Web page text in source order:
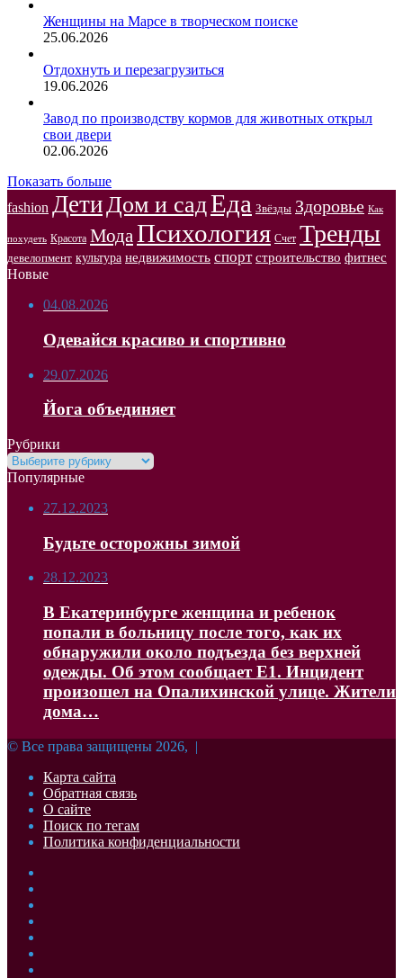
Женщины на Марсе в творческом поиске
25.06.2026
Отдохнуть и перезагрузиться
19.06.2026
Завод по производству кормов для животных открыл
свои двери
02.06.2026
Показать больше
fashion ДетиДом и садЕда Звёзды Здоровье Как
похудеть Красота Мода Психология Счет Тренды
девелопмент культура недвижимость спорт строительство фитнес
Новые
04.08.2026
Одевайся красиво и спортивно
29.07.2026
Йога объединяет
Рубрики
Рубрики
Популярные
27.12.2023
Будьте осторожны зимой
28.12.2023
В Екатеринбурге женщина и ребенок
попали в больницу после того, как их
обнаружили около подъезда без верхней
одежды. Об этом сообщает Е1. Инцидент
произошел на Опалихинской улице. Жители
дома…
© Все права защищены 2026, |
Карта сайта
Обратная связь
О сайте
Поиск по тегам
Политика конфиденциальности